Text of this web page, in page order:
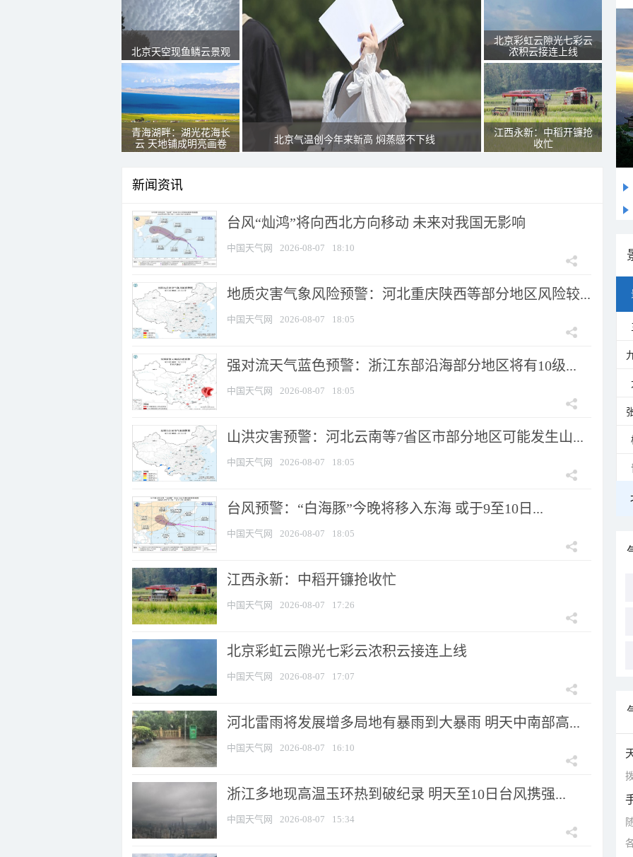
北京天空现鱼鳞云景观
青海湖畔：湖光花海长
云 天地铺成明亮画卷
北京气温创今年来新高 焖蒸感不下线
北京彩虹云隙光七彩云
浓积云接连上线
江西永新：中稻开镰抢
收忙
新闻资讯
台风“灿鸿”将向西北方向移动 未来对我国无影响
中国天气网 2026-08-07 18:10
地质灾害气象风险预警：河北重庆陕西等部分地区风险较...
中国天气网 2026-08-07 18:05
强对流天气蓝色预警：浙江东部沿海部分地区将有10级...
中国天气网 2026-08-07 18:05
山洪灾害预警：河北云南等7省区市部分地区可能发生山...
中国天气网 2026-08-07 18:05
台风预警：“白海豚”今晚将移入东海 或于9至10日...
中国天气网 2026-08-07 18:05
江西永新：中稻开镰抢收忙
中国天气网 2026-08-07 17:26
北京彩虹云隙光七彩云浓积云接连上线
中国天气网 2026-08-07 17:07
河北雷雨将发展增多局地有暴雨到大暴雨 明天中南部高...
中国天气网 2026-08-07 16:10
浙江多地现高温玉环热到破纪录 明天至10日台风携强...
中国天气网 2026-08-07 15:34